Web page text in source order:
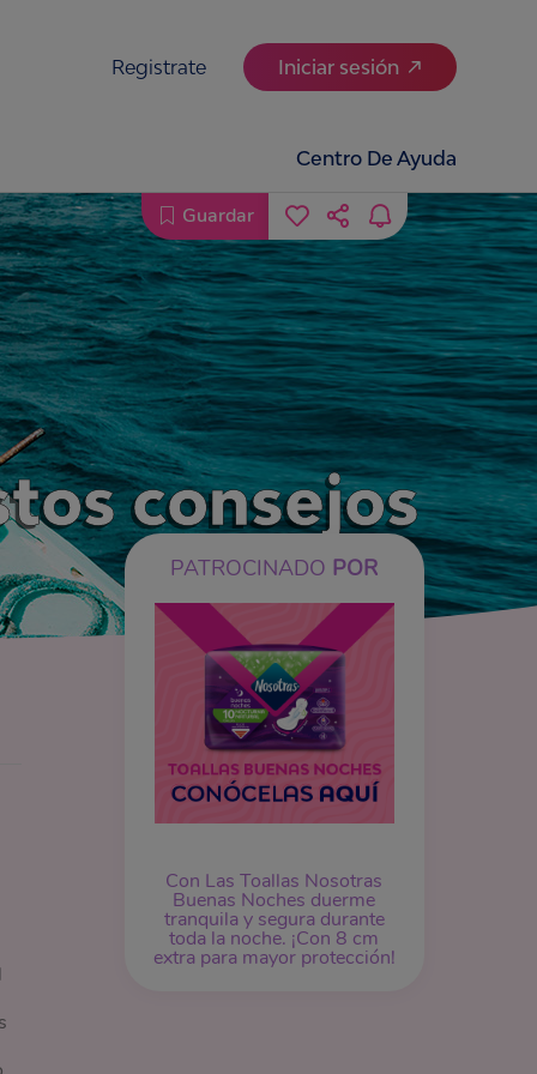
Registrate Iniciar sesión
Centro De Ayuda
consejos
PATROCINADO POR
Con Las Toallas Nosotras
Buenas Noches duerme
tranquila y segura durante
toda la noche. ¡Con 8 cm
extra para mayor protección!
Guardar